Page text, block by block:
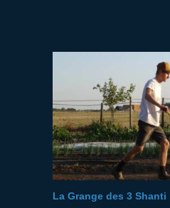
La Grange des 3 Shanti